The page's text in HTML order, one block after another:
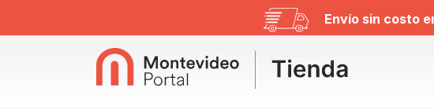
Envío sin costo